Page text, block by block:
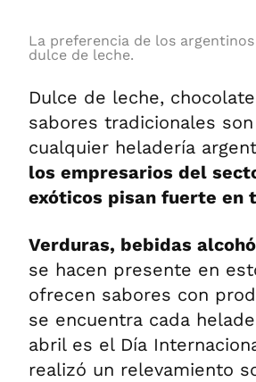
La preferencia de los
dulce de leche.
Dulce de leche,
sabores tradicionales
cualquier heladería
los empresarios del
exóticos pisan fuerte en
Verduras, bebidas
se hacen presente en
ofrecen sabores con
se encuentra cada
abril es el Día
realizó un relevamiento